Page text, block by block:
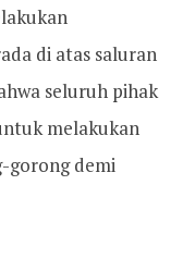
di atas saluran
seluruh pihak
melakukan
gorong demi